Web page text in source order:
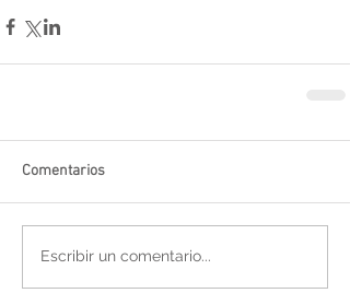
Comentarios
Escribir un comentario...